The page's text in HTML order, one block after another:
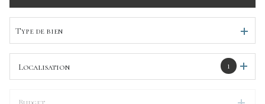
Type de bien
1
Localisation